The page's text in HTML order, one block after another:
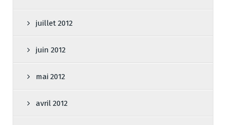
juillet 2012
juin 2012
mai 2012
avril 2012